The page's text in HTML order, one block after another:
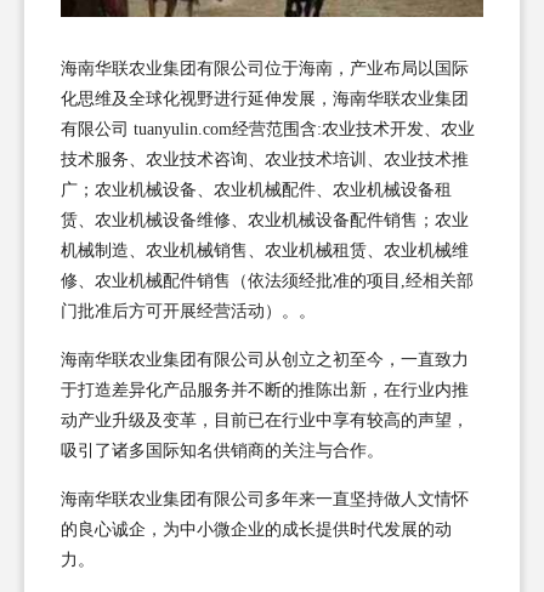
海南华联农业集团有限公司位于海南，产业布局以国际
化思维及全球化视野进行延伸发展，海南华联农业集团
有限公司 tuanyulin.com经营范围含:农业技术开发、农业
技术服务、农业技术咨询、农业技术培训、农业技术推
广；农业机械设备、农业机械配件、农业机械设备租
赁、农业机械设备维修、农业机械设备配件销售；农业
机械制造、农业机械销售、农业机械租赁、农业机械维
修、农业机械配件销售（依法须经批准的项目,经相关部
门批准后方可开展经营活动）。。
海南华联农业集团有限公司从创立之初至今，一直致力
于打造差异化产品服务并不断的推陈出新，在行业内推
动产业升级及变革，目前已在行业中享有较高的声望，
吸引了诸多国际知名供销商的关注与合作。
海南华联农业集团有限公司多年来一直坚持做人文情怀
的良心诚企，为中小微企业的成长提供时代发展的动
力。